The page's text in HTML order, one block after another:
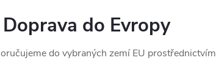
Doprava do Evropy
do vybraných zemí EU prostřednictvím